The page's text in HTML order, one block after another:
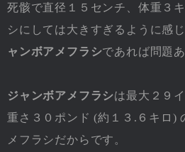
死骸で直径１５センチ、体重３
シにしては大きすぎるように感
ャンボアメフラシであれば問題
ジャンボアメフラシは最大２９
重さ３０ポンド (約１３.６キロ)
メフラシだからです。